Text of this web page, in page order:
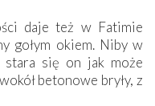
daje też w Fatimie
gołym okiem. Niby w
się on jak może
betonowe bryły, z